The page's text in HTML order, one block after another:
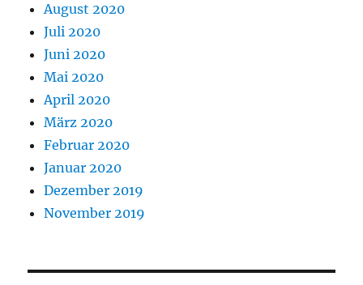
August 2020
Juli 2020
Juni 2020
Mai 2020
April 2020
März 2020
Februar 2020
Januar 2020
Dezember 2019
November 2019